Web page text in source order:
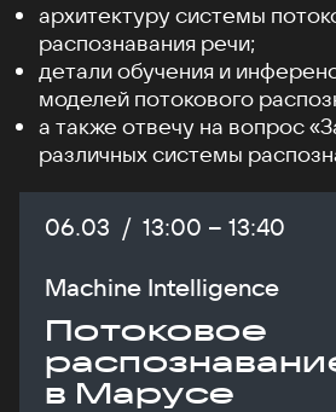
архитектуру системы
распознавания речи;
детали обучения и
моделей потокового
а также отвечу на вопрос
различных системы
Дата:
06.03 / Начало:
13:00 – Конец:
13:40
Machine Intelligence
Потоковое
в Марусе